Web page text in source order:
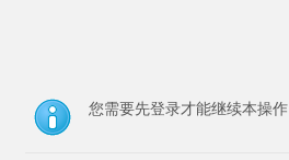
您需要先登录才能继续本操作